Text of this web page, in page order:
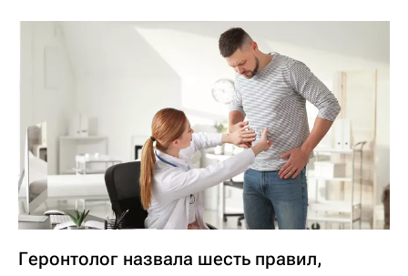
Геронтолог назвала шесть правил,